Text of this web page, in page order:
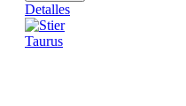
Detalles
Taurus